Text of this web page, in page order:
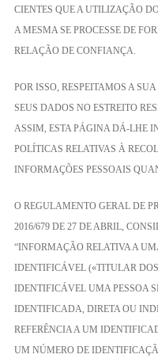
CIENTES QUE A UTILIZAÇÃO
A MESMA SE PROCESSE DE
RELAÇÃO DE CONFIANÇA.
POR ISSO, RESPEITAMOS A
SEUS DADOS NO ESTREITO
ASSIM, ESTA PÁGINA DÁ-LHE
POLÍTICAS RELATIVAS À
INFORMAÇÕES PESSOAIS
O REGULAMENTO GERAL DE
2016/679 DE 27 DE ABRIL,
“INFORMAÇÃO RELATIVA A
IDENTIFICÁVEL («TITULAR
IDENTIFICÁVEL UMA PESSOA
IDENTIFICADA, DIRETA OU
REFERÊNCIA A UM
UM NÚMERO DE